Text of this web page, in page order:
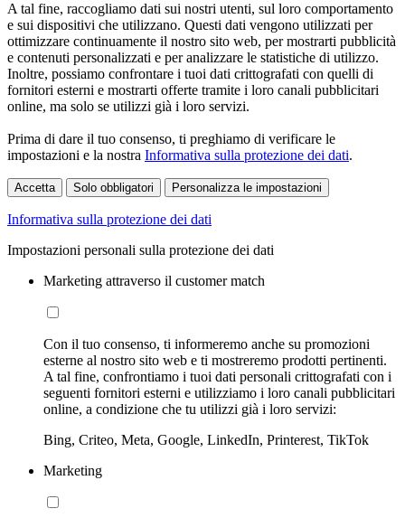
A tal fine, raccogliamo dati sui nostri utenti, sul loro comportamento
e sui dispositivi che utilizzano. Questi dati vengono utilizzati per
ottimizzare continuamente il nostro sito web, per mostrarti pubblicità
e contenuti personalizzati e per analizzare le statistiche di utilizzo.
Inoltre, possiamo confrontare i tuoi dati crittografati con quelli di
fornitori esterni e mostrarti offerte tramite i loro canali pubblicitari
online, ma solo se utilizzi già i loro servizi.
Prima di dare il tuo consenso, ti preghiamo di verificare le
impostazioni e la nostra Informativa sulla protezione dei dati.
Accetta Solo obbligatori Personalizza le impostazioni
Informativa sulla protezione dei dati
Impostazioni personali sulla protezione dei dati
Marketing attraverso il customer match
Con il tuo consenso, ti informeremo anche su promozioni
esterne al nostro sito web e ti mostreremo prodotti pertinenti.
A tal fine, confrontiamo i tuoi dati personali crittografati con i
seguenti fornitori esterni e utilizziamo i loro canali pubblicitari
online, a condizione che tu utilizzi già i loro servizi:
Bing, Criteo, Meta, Google, LinkedIn, Printerest, TikTok
Marketing